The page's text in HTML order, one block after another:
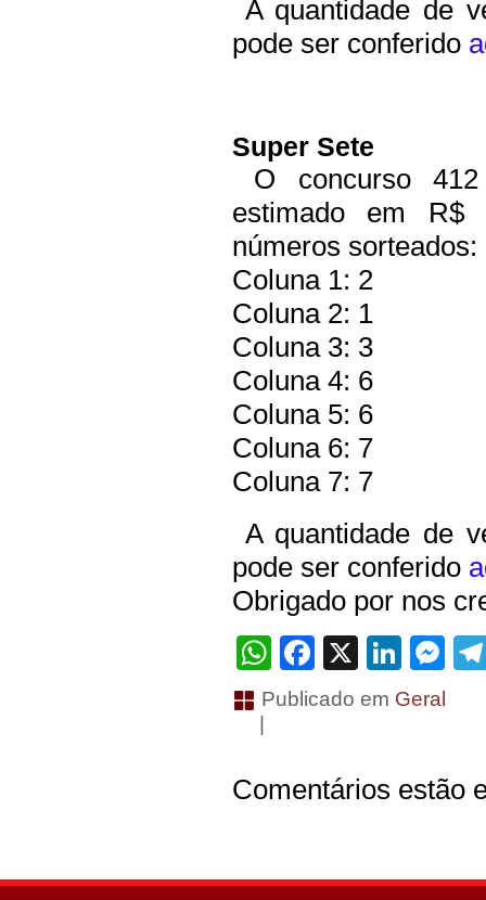
A quantidade de
pode ser conferido
Super Sete
O concurso
estimado em R$
números sorteados:
Coluna 1: 2
Coluna 2: 1
Coluna 3: 3
Coluna 4: 6
Coluna 5: 6
Coluna 6: 7
Coluna 7: 7
A quantidade de
pode ser conferido
Obrigado por nos
WhatsApp
Facebook
X
Publicado em Geral
Comentários estão